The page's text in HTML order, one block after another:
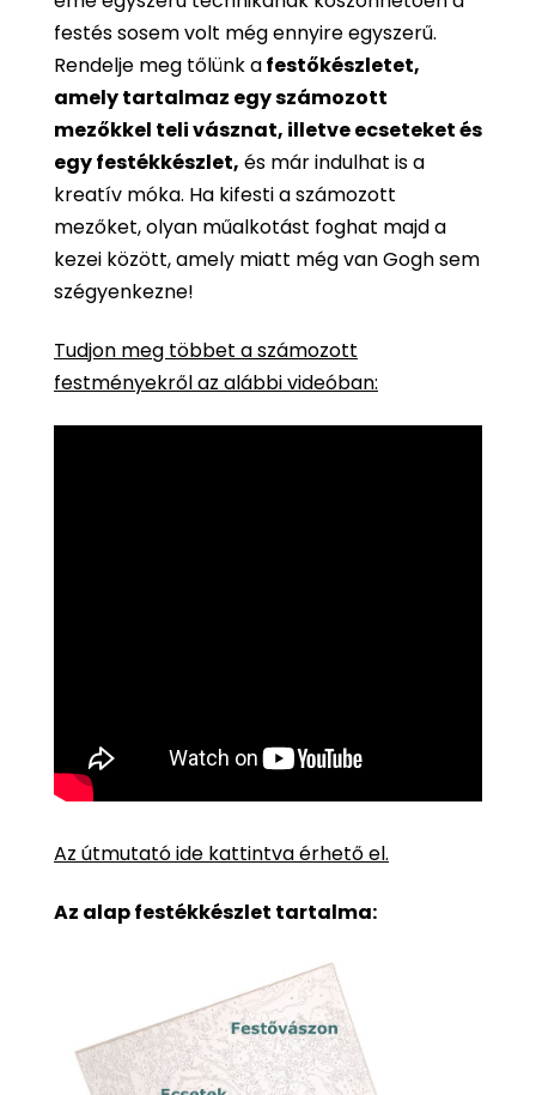
festés sosem volt még ennyire egyszerű.
Rendelje meg tőlünk afestőkészletet,
amely tartalmaz egy számozott
mezőkkel teli vásznat, illetve ecseteket és
egy festékkészlet, és már indulhat is a
kreatív móka. Ha kifesti a számozott
mezőket, olyan műalkotást foghat majd a
kezei között, amely miatt még van Gogh sem
szégyenkezne!
Tudjon meg többet a számozott
festményekről az alábbi videóban:
Az útmutató ide kattintva érhető el.
Az alap festékkészlet tartalma: